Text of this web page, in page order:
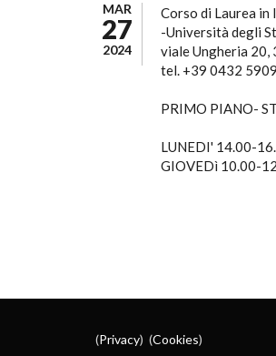
MAR
27
2024
Corso di Laurea
-Università degli
viale Ungheria 20,
tel. +39 0432
PRIMO PIANO-
LUNEDI' 14.00-
GIOVEDì 10.00-
(Privacy) (Cookies)